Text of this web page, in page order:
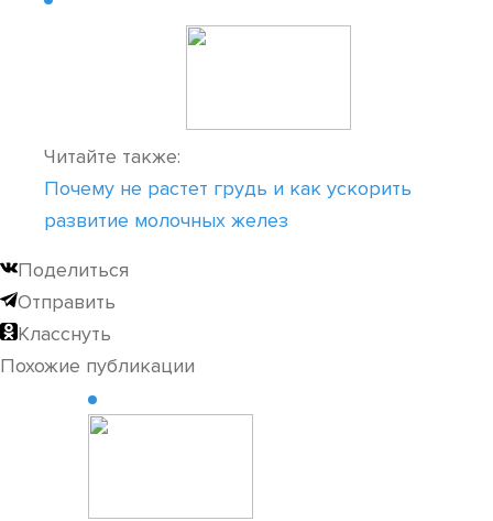
Читайте также:
Почему не растет грудь и как ускорить
развитие молочных желез
Поделиться
Отправить
Класснуть
Похожие публикации